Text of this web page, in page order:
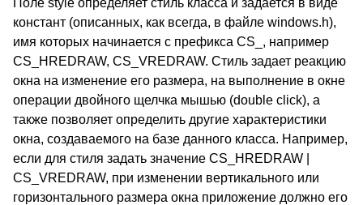
констант (описанных, как всегда, в файле windows.h),
имя которых начинается с префикса CS_, например
CS_HREDRAW, CS_VREDRAW. Стиль задает реакцию
окна на изменение его размера, на выполнение в окне
операции двойного щелчка мышью (double click), а
также позволяет определить другие характеристики
окна, создаваемого на базе данного класса. Например,
если для стиля задать значение CS_HREDRAW |
CS_VREDRAW, при изменении вертикального или
горизонтального размера окна приложение должно его